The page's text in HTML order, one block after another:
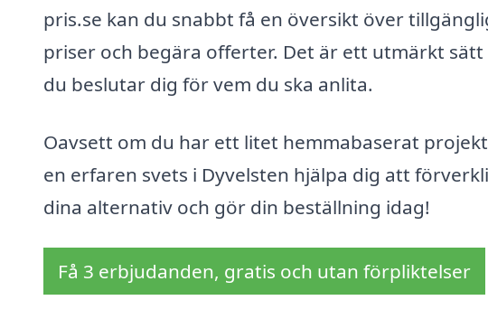
pris.se kan du snabbt få en översikt över
priser och begära offerter. Det är ett utmärkt
du beslutar dig för vem du ska anlita.
Oavsett om du har ett litet hemmabaserat
en erfaren svets i Dyvelsten hjälpa dig att
dina alternativ och gör din beställning idag!
Få 3 erbjudanden, gratis och utan förpliktelser